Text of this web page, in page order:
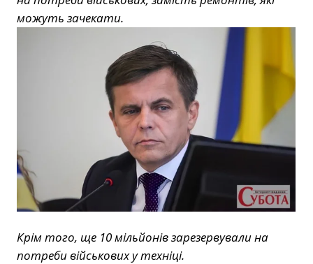
можуть зачекати.
Крім того, ще 10 мільйонів зарезервували на
потреби військових у техніці.